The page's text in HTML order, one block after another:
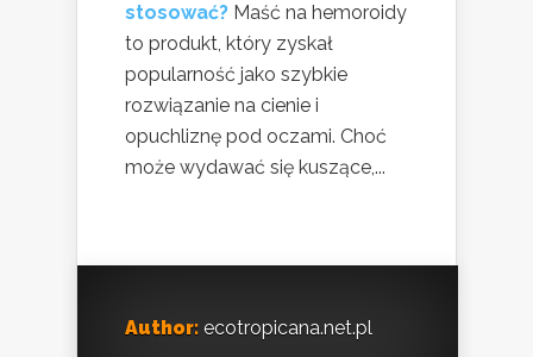
stosować? Maść na hemoroidy
to produkt, który zyskał
popularność jako szybkie
rozwiązanie na cienie i
opuchliznę pod oczami. Choć
może wydawać się kuszące,...
Author: ecotropicana.net.pl